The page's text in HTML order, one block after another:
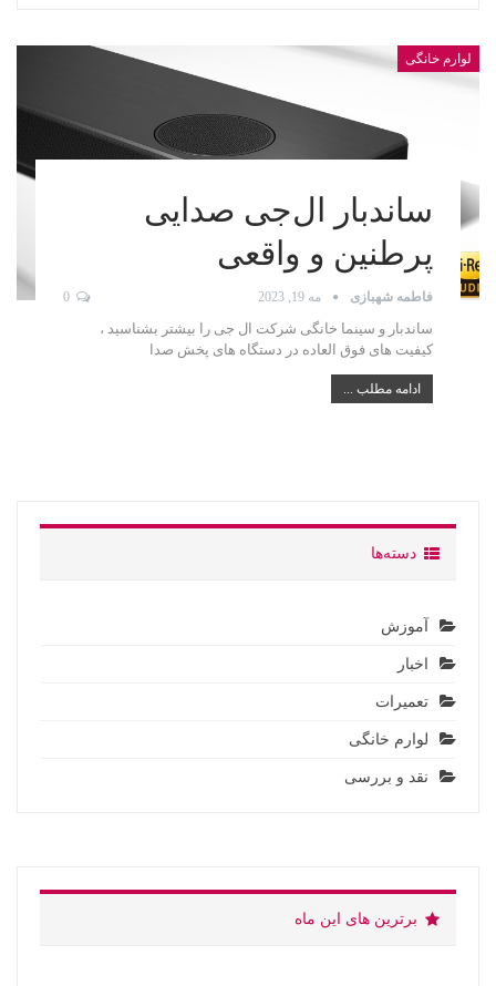
لوارم خانگی
ساندبار ال‌جی صدایی
پرطنین و واقعی
فاطمه شهبازی مه 19, 2023 0
ساندبار و سینما خانگی شرکت ال جی را بیشتر بشناسید ،
کیفیت های فوق العاده در دستگاه های پخش صدا
ادامه مطلب ...
دسته‌ها
آموزش
اخبار
تعمیرات
لوارم خانگی
نقد و بررسی
برترین های این ماه